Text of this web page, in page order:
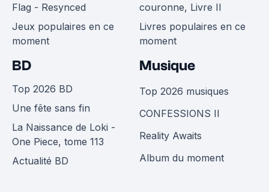
Flag - Resynced
Jeux populaires en ce
moment
couronne, Livre II
Livres populaires en ce
moment
BD
Top 2026 BD
Une fête sans fin
La Naissance de Loki -
One Piece, tome 113
Actualité BD
Musique
Top 2026 musiques
CONFESSIONS II
Reality Awaits
Album du moment